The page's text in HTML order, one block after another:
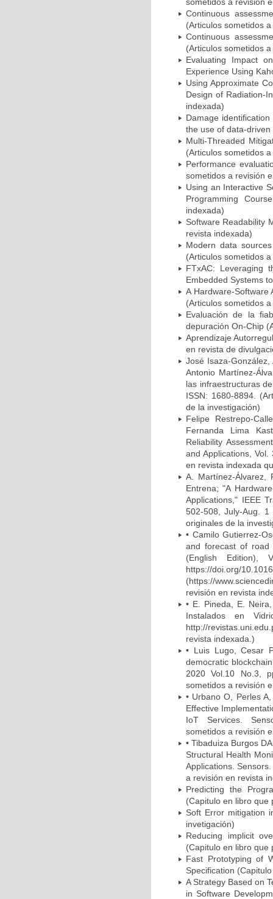
Continuous
(Articulos sometidos
Continuous
(Articulos sometidos
Evaluating Impact
Experience Using
Using Approximate
Design of Radiation-
indexada)
Damage
the use of data-
Multi-Threaded
(Articulos sometidos
Performance
sometidos a revisión
Using an Interactive
Programming
indexada)
Software Readability
revista indexada)
Modern data
(Articulos sometidos
FTxAC: Leveraging
Embedded Systems
A Hardware-Software
(Articulos sometidos
Evaluación de la
depuración On-Chip
Aprendizaje
en revista de
José Isaza-
Antonio Martínez-
las infraestructuras
ISSN: 1680-8894.
de la investigación)
Felipe Restrepo-
Fernanda Lima
Reliability
and Applications,
en revista indexada
A. Martínez-Álvarez,
Entrena; "A
Applications," IEEE
502-508, July-Aug.
originales de la
• Camilo Gutierrez-
and forecast of road
(English Edition),
https://doi.org/
(https://
revisión en revista
• E. Pineda, E.
Instalados en
http://
revista indexada.)
• Luis Lugo, Cesar
democratic
2020 Vol.10 No.3,
sometidos a revisión
• Urbano O, Perles
Effective
IoT Services.
sometidos a revisión
• Tibaduiza Burgos
Structural Health
Applications.
a revisión en revista
Predicting the
(Capitulo en libro que
Soft Error mitigation
invetigación)
Reducing implicit
(Capitulo en libro que
Fast Prototyping of
Specification
A Strategy Based on
in Software